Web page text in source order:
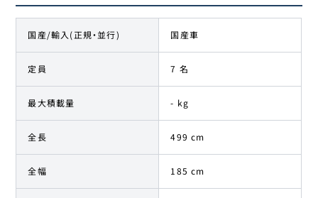
国産/輸入(正規・並行) 国産車
定員 7 名
最大積載量 - kg
全長 499 cm
全幅 185 cm